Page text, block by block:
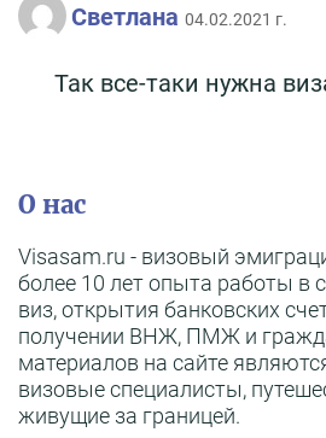
Светлана 04.02.2021 г.
Так все-таки нужна
О нас
Visasam.ru - визовый
более 10 лет опыта работы в
виз, открытия банковских
получении ВНЖ, ПМЖ и
материалов на сайте
визовые специалисты,
живущие за границей.